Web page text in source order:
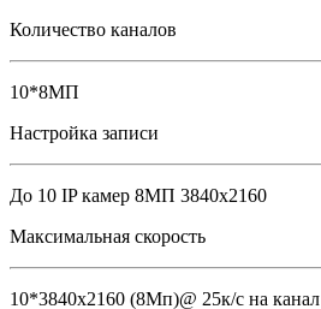
Количество каналов
10*8МП
Настройка записи
До 10 IP камер 8МП 3840х2160
Максимальная скорость
10*3840х2160 (8Мп)@ 25к/с на канал